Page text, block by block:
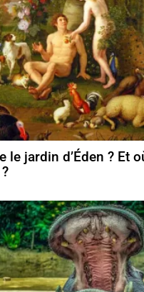
le jardin d’Éden ? Et